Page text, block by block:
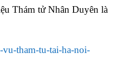
Thám tử Nhân Duyên là
tham-tu-tai-ha-noi-